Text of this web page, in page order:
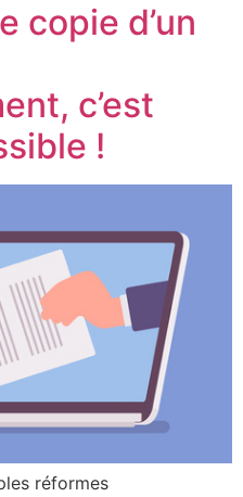
copie d’un
c’est
!
réformes